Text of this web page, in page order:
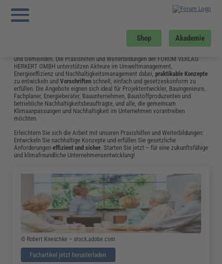
Shop Akademie
Sie sind hier:
Nachhaltigkeitskommunikation: Definition, Herangehensweise, Vorteile
Der Bereich Energie und Umwelt spielt eine zentrale Rolle für die
und Gemeinden. Die Praxishilfen und Weiterbildungen der FORUM VERLAG
HERKERT GMBH unterstützen Akteure im Umweltmanagement,
Energieeffizienz und Nachhaltigkeitsmanagement dabei, praktikable Konzepte
zu entwickeln undVorschriften schnell, einfach und gesetzeskonform zu
erfüllen. Die Angebote eignen sich ideal für Projektentwickler, Bauingenieure,
Fachplaner, Energieberater, Bauunternehmen, Baustoffproduzenten und
betriebliche Nachhaltigkeitsbeauftragte, und alle, die gemeinsam
Klimaanpassungen und Nachhaltigkeit im Unternehmen vorantreiben
möchten.
Erleichtern Sie sich die Arbeit mit unseren Praxishilfen und Weiterbildungen:
Entwickeln Sie nachhaltige Konzepte und erfüllen Sie gesetzliche
Anforderungeneffizient und sicher. Starten Sie jetzt – für eine zukunftsfähige
und klimafreundliche Unternehmensentwicklung!
© Robert Kneschke – stock.adobe.com
Fachartikel jetzt herunterladen